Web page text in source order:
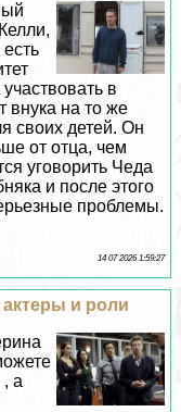
в
внука на то же
своих детей. Он
от отца, чем
уговорить Чеда
и после этого
проблемы.
14 07 2026 1:59:27
и роли
а